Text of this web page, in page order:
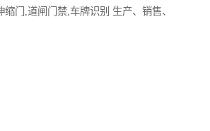
缩门,道闸门禁,车牌识别 生产、销售、